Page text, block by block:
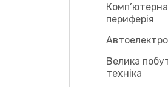
Комп’ютерна
периферія
Велика
техніка